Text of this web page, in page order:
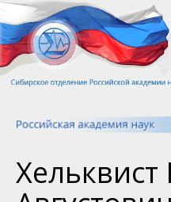
Перейти
к
основному
содержанию